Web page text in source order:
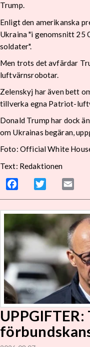
Trump.
Enligt den amerikanska
Ukraina "i genomsnitt 25
soldater".
Men trots det avfärdar
luftvärnsrobotar.
Zelenskyj har även bett
tillverka egna Patriot-
Donald Trump har dock
om Ukrainas begäran,
Foto: Official White
Text: Redaktionen
Facebook Twitter